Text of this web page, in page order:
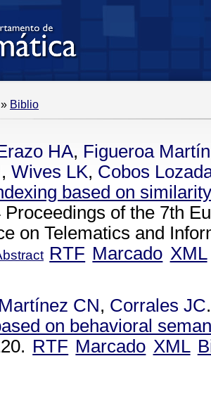
» Biblio
HA, Figueroa
, Wives LK, Cobos
based on
Proceedings of the 7th
on Telematics and
RTF Marcado XML
CN, Corrales JC.
on behavioral
RTF Marcado XML